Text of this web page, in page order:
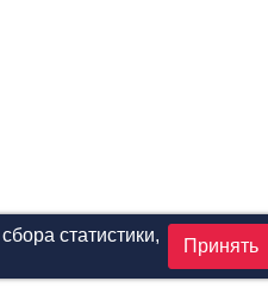
статистики,
Принять